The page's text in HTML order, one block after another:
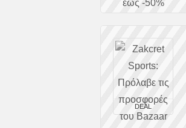
DEAL